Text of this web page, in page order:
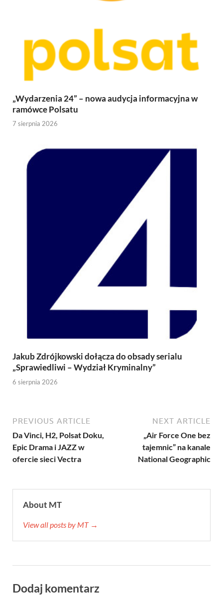
„Wydarzenia 24” – nowa audycja informacyjna w
ramówce Polsatu
7 sierpnia 2026
Jakub Zdrójkowski dołącza do obsady serialu
„Sprawiedliwi – Wydział Kryminalny”
6 sierpnia 2026
PREVIOUS ARTICLE
Da Vinci, H2, Polsat Doku,
Epic Drama i JAZZ w
ofercie sieci Vectra
NEXT ARTICLE
„Air Force One bez
tajemnic” na kanale
National Geographic
About MT
View all posts by MT →
Dodaj komentarz